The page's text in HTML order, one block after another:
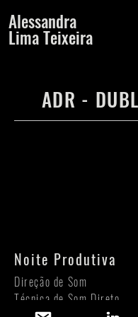
Alessandra
Lima Teixeira
ADR -
Noite Produtiva
Direção de Som
Técnica de Som Direto